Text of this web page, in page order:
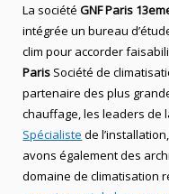
La sociétéGNF Paris
intégrée un bureau
clim pour accorder
Paris Société de
partenaire des plus
chauffage, les leaders de
Spécialiste de l’installation,
avons également des
domaine declimatisation